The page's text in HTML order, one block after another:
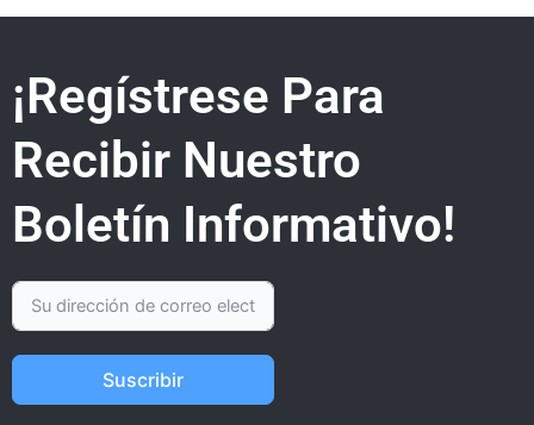
¡Regístrese Para
Recibir Nuestro
Boletín Informativo!
Suscribir